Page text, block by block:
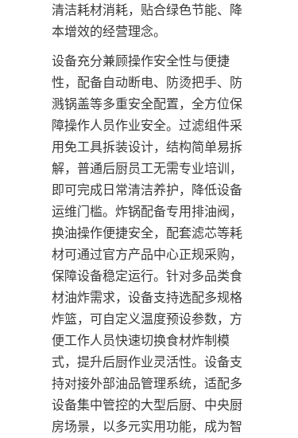
清洁耗材消耗，贴合绿色节能、降
本增效的经营理念。
设备充分兼顾操作安全性与便捷
性，配备自动断电、防烫把手、防
溅锅盖等多重安全配置，全方位保
障操作人员作业安全。过滤组件采
用免工具拆装设计，结构简单易拆
解，普通后厨员工无需专业培训，
即可完成日常清洁养护，降低设备
运维门槛。炸锅配备专用排油阀，
换油操作便捷安全，配套滤芯等耗
材可通过官方产品中心正规采购，
保障设备稳定运行。针对多品类食
材油炸需求，设备支持选配多规格
炸篮，可自定义温度预设参数，方
便工作人员快速切换食材炸制模
式，提升后厨作业灵活性。设备支
持对接外部油品管理系统，适配多
设备集中管控的大型后厨、中央厨
房场景，以多元实用功能，成为智